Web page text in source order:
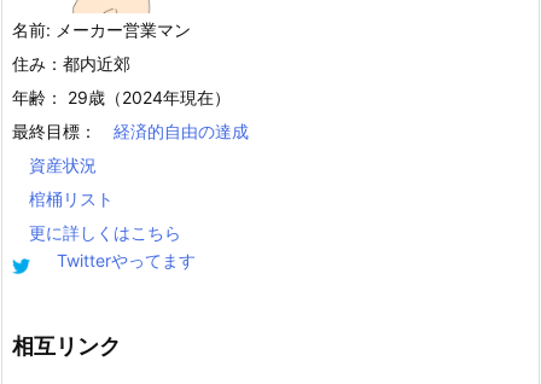
名前: メーカー営業マン
住み：都内近郊
年齢： 29歳（2024年現在）
最終目標：
経済的自由の達成
資産状況
棺桶リスト
更に詳しくはこちら
Twitterやってます
相互リンク